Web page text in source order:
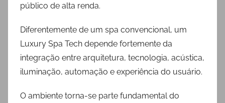
público de alta renda.
Diferentemente de um spa convencional, um
Luxury Spa Tech depende fortemente da
integração entre arquitetura, tecnologia, acústica,
iluminação, automação e experiência do usuário.
O ambiente torna-se parte fundamental do